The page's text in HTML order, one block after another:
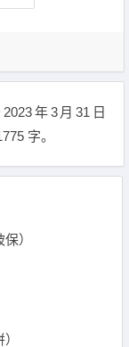
年3月31日
字。
）